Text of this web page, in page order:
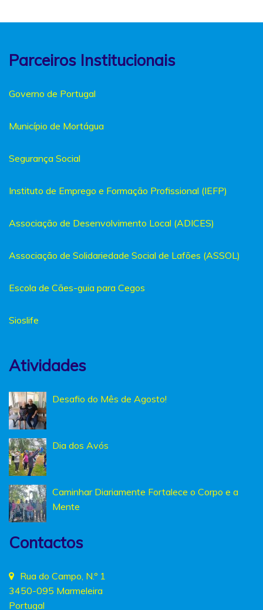
Parceiros Institucionais
Governo de Portugal
Município de Mortágua
Segurança Social
Instituto de Emprego e Formação Profissional (IEFP)
Associação de Desenvolvimento Local (ADICES)
Associação de Solidariedade Social de Lafões (ASSOL)
Escola de Cães-guia para Cegos
Sioslife
Atividades
Desafio do Mês de Agosto!
Dia dos Avós
Caminhar Diariamente Fortalece o Corpo e a
Mente
Contactos
Rua do Campo, N.º 1
3450-095 Marmeleira
Portugal